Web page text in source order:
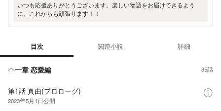
いつも応援ありがとうございます。楽しい物語をお届けできるよう
に、これからも頑張ります！！
目次 関連小説 詳細
一章 恋愛編 35話
第1話 真由(プロローグ)
2023年5月1日公開